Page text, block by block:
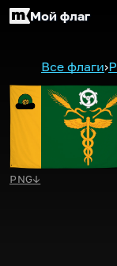
Мой флаг
Все флаги›
PNG↓